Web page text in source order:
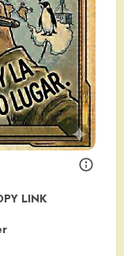
LINK